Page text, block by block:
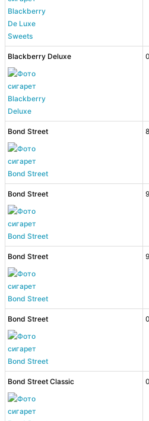
Blackberry Deluxe
Bond Street
Bond Street
Bond Street
Bond Street
Bond Street Classic